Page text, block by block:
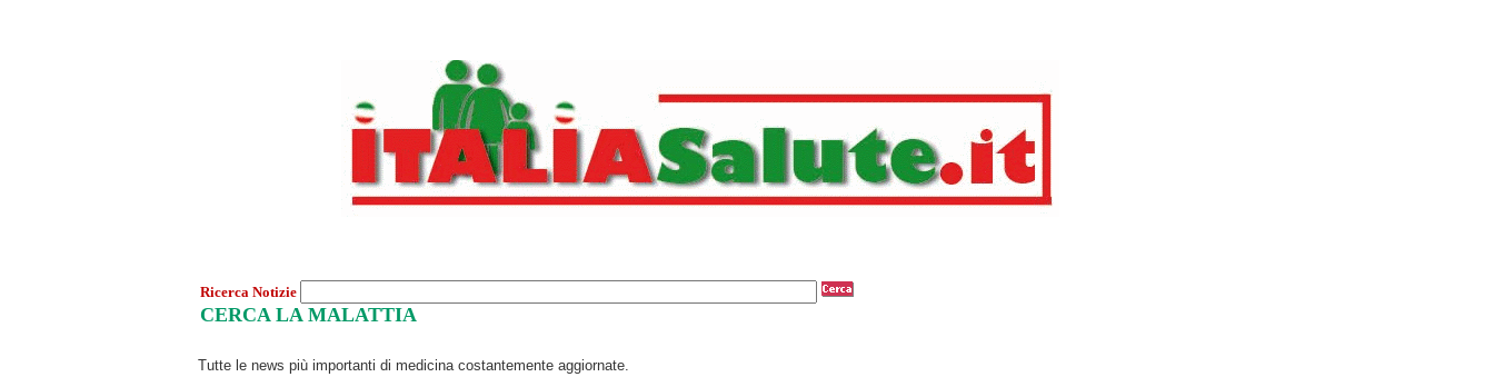
Ricerca Notizie
CERCA LA MALATTIA
Tutte le news più importanti di medicina costantemente aggiornate.